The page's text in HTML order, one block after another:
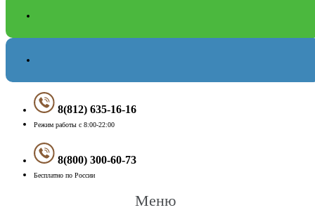
8(812) 635-16-16
Режим работы с 8:00-22:00
8(800) 300-60-73
Бесплатно по России
Меню